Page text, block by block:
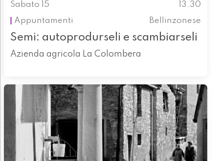
Sabato 15
13.30
Appuntamenti
Bellinzonese
Semi: autoprodurseli e scambiarseli
Azienda agricola La Colombera